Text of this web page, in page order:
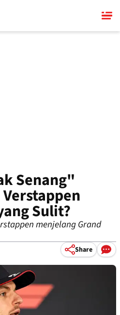
Senang"
Sulit?
menjelang Grand
Share